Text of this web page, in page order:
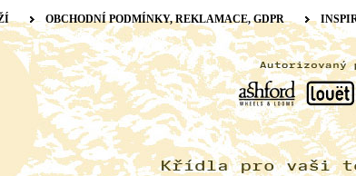
OBCHODNÍ PODMÍNKY, REKLAMACE, GDPR